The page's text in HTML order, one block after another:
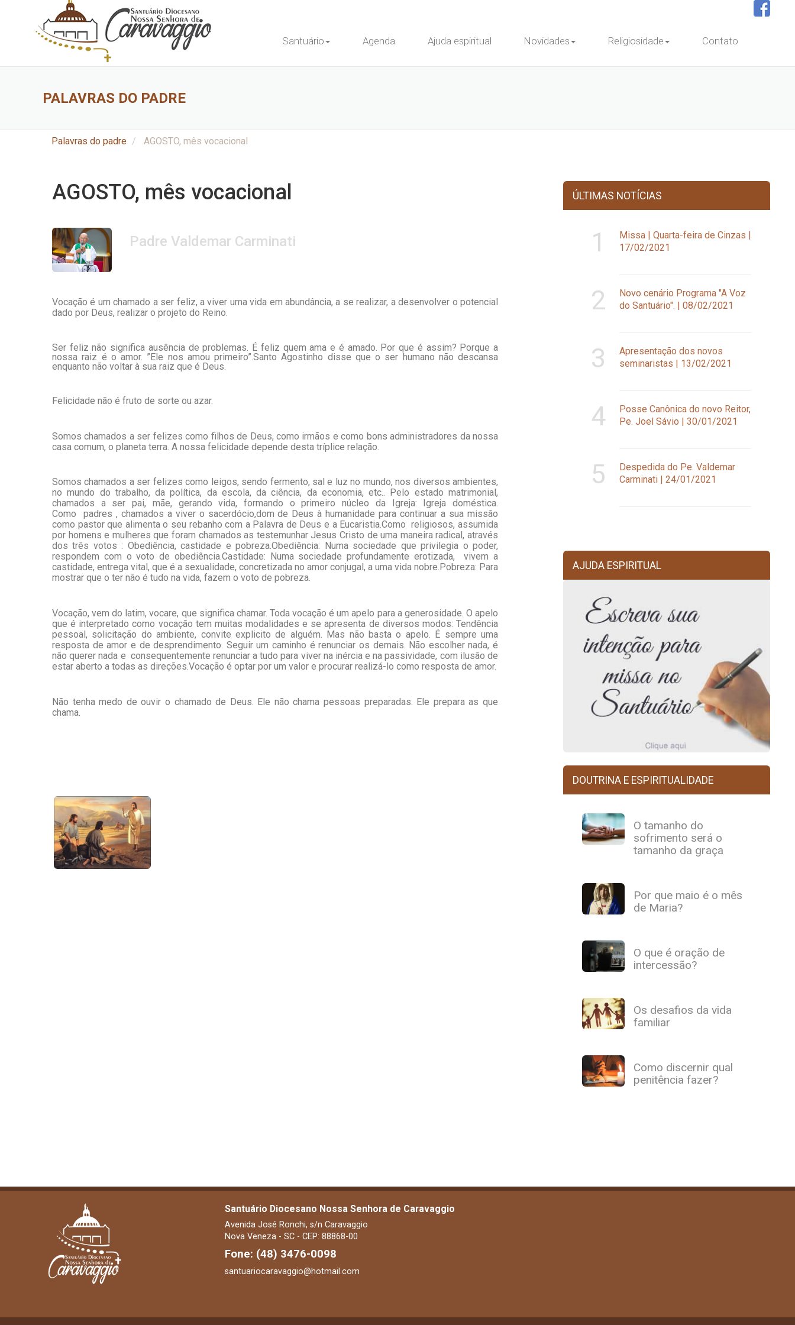
Santuário Agenda Ajuda espiritual Novidades Religiosidade Contato
PALAVRAS DO PADRE
Palavras do padre AGOSTO, mês vocacional
AGOSTO, mês vocacional
Padre Valdemar Carminati
Vocação é um chamado a ser feliz, a viver uma vida em abundância, a se realizar, a desenvolver o potencial
dado por Deus, realizar o projeto do Reino.
Ser feliz não significa ausência de problemas. É feliz quem ama e é amado. Por que é assim? Porque a
nossa raiz é o amor. ”Ele nos amou primeiro”.Santo Agostinho disse que o ser humano não descansa
enquanto não voltar à sua raiz que é Deus.
Felicidade não é fruto de sorte ou azar.
Somos chamados a ser felizes como filhos de Deus, como irmãos e como bons administradores da nossa
casa comum, o planeta terra. A nossa felicidade depende desta tríplice relação.
Somos chamados a ser felizes como leigos, sendo fermento, sal e luz no mundo, nos diversos ambientes,
no mundo do trabalho, da política, da escola, da ciência, da economia, etc.. Pelo estado matrimonial,
chamados a ser pai, mãe, gerando vida, formando o primeiro núcleo da Igreja: Igreja doméstica.
Como padres , chamados a viver o sacerdócio,dom de Deus à humanidade para continuar a sua missão
como pastor que alimenta o seu rebanho com a Palavra de Deus e a Eucaristia.Como religiosos, assumida
por homens e mulheres que foram chamados as testemunhar Jesus Cristo de uma maneira radical, através
dos três votos : Obediência, castidade e pobreza.Obediência: Numa sociedade que privilegia o poder,
respondem com o voto de obediência.Castidade: Numa sociedade profundamente erotizada, vivem a
castidade, entrega vital, que é a sexualidade, concretizada no amor conjugal, a uma vida nobre.Pobreza: Para
mostrar que o ter não é tudo na vida, fazem o voto de pobreza.
Vocação, vem do latim, vocare, que significa chamar. Toda vocação é um apelo para a generosidade. O apelo
que é interpretado como vocação tem muitas modalidades e se apresenta de diversos modos: Tendência
pessoal, solicitação do ambiente, convite explicito de alguém. Mas não basta o apelo. É sempre uma
resposta de amor e de desprendimento. Seguir um caminho é renunciar os demais. Não escolher nada, é
não querer nada e consequentemente renunciar a tudo para viver na inércia e na passividade, com ilusão de
estar aberto a todas as direções.Vocação é optar por um valor e procurar realizá-lo como resposta de amor.
Não tenha medo de ouvir o chamado de Deus. Ele não chama pessoas preparadas. Ele prepara as que
chama.
ÚLTIMAS NOTÍCIAS
1
Missa | Quarta-feira de Cinzas |
17/02/2021
2
Novo cenário Programa "A Voz
do Santuário". | 08/02/2021
3
Apresentação dos novos
seminaristas | 13/02/2021
4
Posse Canônica do novo Reitor,
Pe. Joel Sávio | 30/01/2021
5
Despedida do Pe. Valdemar
Carminati | 24/01/2021
AJUDA ESPIRITUAL
DOUTRINA E ESPIRITUALIDADE
O tamanho do
sofrimento será o
tamanho da graça
Por que maio é o mês
de Maria?
O que é oração de
intercessão?
Os desafios da vida
familiar
Como discernir qual
penitência fazer?
Santuário Diocesano Nossa Senhora de Caravaggio
Avenida José Ronchi, s/n Caravaggio
Nova Veneza - SC - CEP: 88868-00
Fone: (48) 3476-0098
santuariocaravaggio@hotmail.com